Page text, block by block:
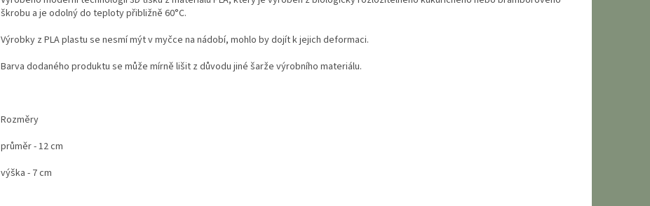
škrobu a je odolný do teploty přibližně 60°C.
Výrobky z PLA plastu se nesmí mýt v myčce na nádobí, mohlo by dojít k jejich deformaci.
Barva dodaného produktu se může mírně lišit z důvodu jiné šarže výrobního materiálu.
Rozměry
průměr - 12 cm
výška - 7 cm